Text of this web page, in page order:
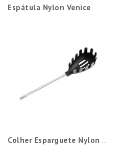
Espátula Nylon Venice
Colher Esparguete Nylon Venice